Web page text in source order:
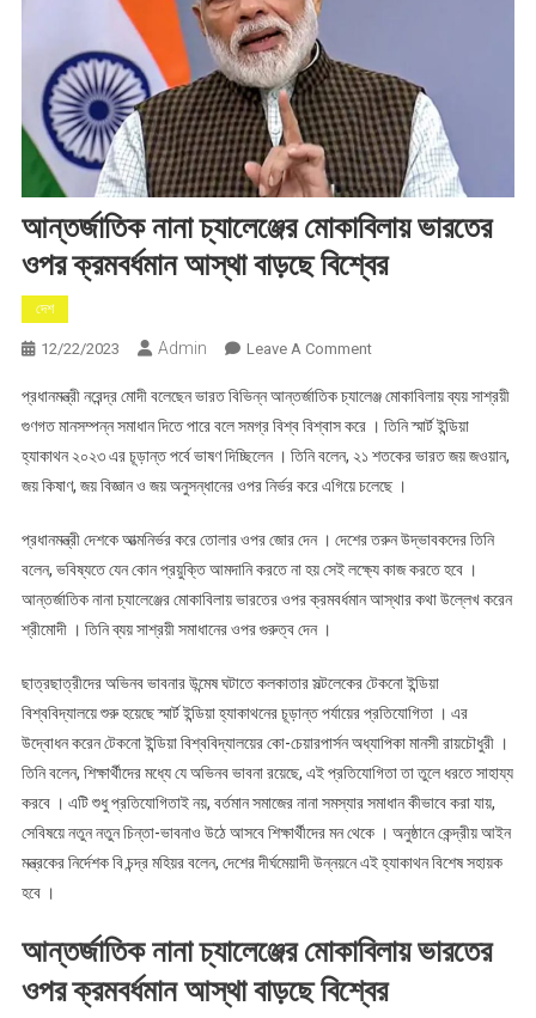
আন্তর্জাতিক নানা চ্যালেঞ্জের মোকাবিলায় ভারতের
ওপর ক্রমবর্ধমান আস্থা বাড়ছে বিশ্বের
দেশ
12/22/2023 Admin Leave A CommentOn
নানা
চ্যালেঞ্জের
মোকাবিলায়
ভারতের
ক্রমবর্ধমান
আস্থা
বাড়ছে
প্রধানমন্ত্রী নরেন্দ্র মোদী বলেছেন ভারত বিভিন্ন আন্তর্জাতিক চ্যালেঞ্জ মোকাবিলায় ব্যয় সাশ্রয়ী
গুণগত মানসম্পন্ন সমাধান দিতে পারে বলে সমগ্র বিশ্ব বিশ্বাস করে । তিনি স্মার্ট ইন্ডিয়া
হ্যাকাথন ২০২৩ এর চূড়ান্ত পর্বে ভাষণ দিচ্ছিলেন । তিনি বলেন, ২১ শতকের ভারত জয় জওয়ান,
জয় কিষাণ, জয় বিজ্ঞান ও জয় অনুসন্ধানের ওপর নির্ভর করে এগিয়ে চলেছে ।
প্রধানমন্ত্রী দেশকে আত্মনির্ভর করে তোলার ওপর জোর দেন । দেশের তরুন উদ্ভাবকদের তিনি
বলেন, ভবিষ্যতে যেন কোন প্রয়ুক্তি আমদানি করতে না হয় সেই লক্ষ্যে কাজ করতে হবে ।
আন্তর্জাতিক নানা চ্যালেঞ্জের মোকাবিলায় ভারতের ওপর ক্রমবর্ধমান আস্থার কথা উল্লেখ করেন
শ্রীমোদী । তিনি ব্যয় সাশ্রয়ী সমাধানের ওপর গুরুত্ব দেন ।
ছাত্রছাত্রীদের অভিনব ভাবনার উন্মেষ ঘটাতে কলকাতার সল্টলেকের টেকনো ইন্ডিয়া
বিশ্ববিদ্যালয়ে শুরু হয়েছে স্মার্ট ইন্ডিয়া হ্যাকাথনের চূড়ান্ত পর্যায়ের প্রতিযোগিতা । এর
উদ্বোধন করেন টেকনো ইন্ডিয়া বিশ্ববিদ্যালয়ের কো-চেয়ারপার্সন অধ্যাপিকা মানসী রায়চৌধুরী ।
তিনি বলেন, শিক্ষার্থীদের মধ্যে যে অভিনব ভাবনা রয়েছে, এই প্রতিযোগিতা তা তুলে ধরতে সাহায্য
করবে । এটি শুধু প্রতিযোগিতাই নয়, বর্তমান সমাজের নানা সমস্যার সমাধান কীভাবে করা যায়,
সেবিষয়ে নতুন নতুন চিন্তা-ভাবনাও উঠে আসবে শিক্ষার্থীদের মন থেকে । অনুষ্ঠানে কেন্দ্রীয় আইন
মন্ত্রকের নির্দেশক বি চন্দ্র মহিয়র বলেন, দেশের দীর্ঘমেয়াদী উন্নয়নে এই হ্যাকাথন বিশেষ সহায়ক
হবে ।
আন্তর্জাতিক নানা চ্যালেঞ্জের মোকাবিলায় ভারতের
ওপর ক্রমবর্ধমান আস্থা বাড়ছে বিশ্বের